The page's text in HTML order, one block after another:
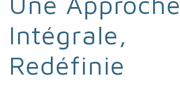
Intégrale,
Redéfinie